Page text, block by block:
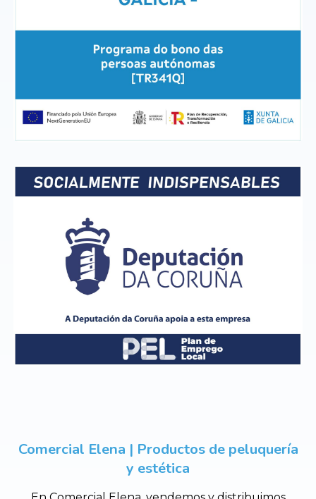
Comercial Elena | Productos de peluquería
y estética